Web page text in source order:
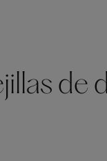
de